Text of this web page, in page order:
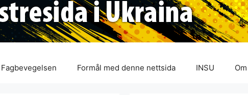
Fagbevegelsen Formål med denne nettsida INSU